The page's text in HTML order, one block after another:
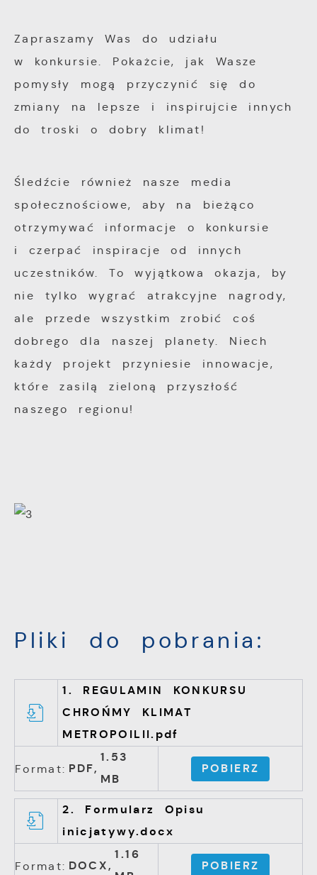
Zapraszamy Was do udziału
w konkursie. Pokażcie, jak Wasze
pomysły mogą przyczynić się do
zmiany na lepsze i inspirujcie innych
do troski o dobry klimat!
Śledźcie również nasze media
społecznościowe, aby na bieżąco
otrzymywać informacje o konkursie
i czerpać inspiracje od innych
uczestników. To wyjątkowa okazja, by
nie tylko wygrać atrakcyjne nagrody,
ale przede wszystkim zrobić coś
dobrego dla naszej planety. Niech
każdy projekt przyniesie innowacje,
które zasilą zieloną przyszłość
naszego regionu!
Pliki do pobrania:
1. REGULAMIN KONKURSU
CHROŃMY KLIMAT
METROPOILII.pdf
Format: PDF,
1.53
MB
POBIERZ
2. Formularz Opisu
inicjatywy.docx
Format: DOCX,
1.16
POBIERZ